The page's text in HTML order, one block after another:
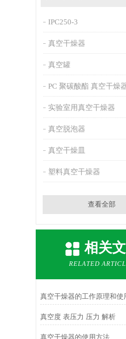
IPC250-3
真空干燥器
真空罐
PC 聚碳酸酯 真空干燥
实验室用真空干燥器
真空脱泡器
真空干燥皿
塑料真空干燥器
查看全部
相关
RELATED
真空干燥器的工作原理和使
真空度 表压力 压力 解析
真空干燥器的使用方法